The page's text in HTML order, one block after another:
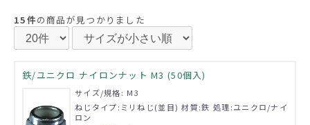
15件の商品が見つかりました
鉄/ユニクロ ナイロンナット M3 (50個入)
サイズ/規格: M3
ねじタイプ:ミリねじ(並目) 材質:鉄 処理:ユニクロ/ナイ
ロン